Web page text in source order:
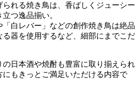
れる焼き鳥は、香ばしくジューシー
つ逸品揃い。
白レバー」などの創作焼き鳥は絶品
る器を使用するなど、細部にまでこだ
日本酒や焼酎も豊富に取り揃えられ
もきっとご満足いただける内容で